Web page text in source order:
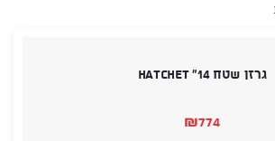
גרזן שטח 14" HATCHET
₪774